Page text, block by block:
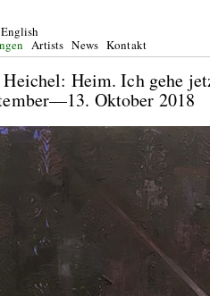
English
Artists News Kontakt
Heim. Ich gehe
Oktober